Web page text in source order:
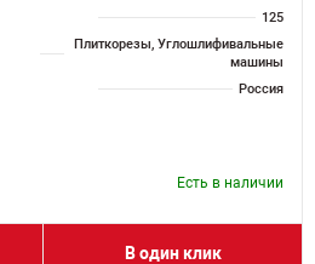
125
Плиткорезы, Углошлифивальные
машины
Россия
Есть в наличии
В один клик